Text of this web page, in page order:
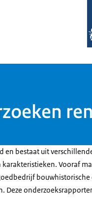
en bestaat uit
Vooraf
Deze